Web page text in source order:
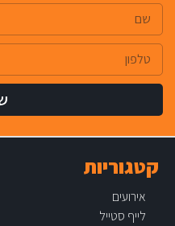
קטגוריות
אירועים
לייף סטייל